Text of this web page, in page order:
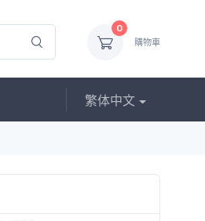
0
購物車
繁体中文